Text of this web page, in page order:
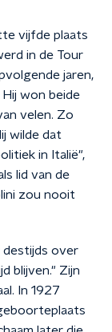
vijfde plaats
in de Tour
jaren,
Hij won beide
velen. Zo
wilde dat
in Italië",
lid van de
zou nooit
destijds over
blijven." Zijn
In 1927